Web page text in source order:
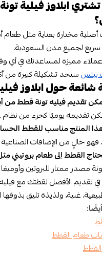
مختارة بعناية مثل طعام
لجميع مدن السعودية.
مميزة لمساعدتك في أي
بيتسستجد تشكيلة كبيرة من
شائعة حول ابلاوز
تقديمه يوميًا كجزء من نظام
فهو خالٍ من الإضافات
ممتاز للبروتين وأوميغا 3 الضرورية لصحة الفرو والجلد.
في تقديم الأفضل لقطتك مع
غنية، ولذيذة تليق
طعام القطط